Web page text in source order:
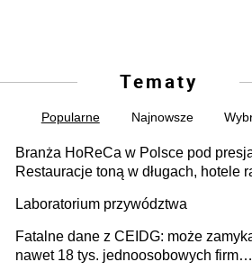
Tematy
Popularne Najnowsze
Branża HoReCa w Polsce pod
Restauracje toną w długach, hotele
Laboratorium przywództwa
Fatalne dane z CEIDG: może
nawet 18 tys. jednoosobowych firm